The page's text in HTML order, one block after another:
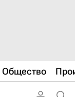
Общество